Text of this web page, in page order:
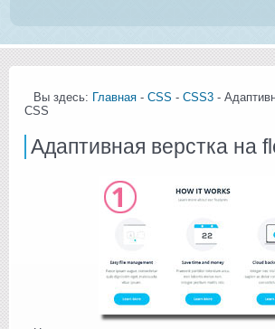
Вы здесь: Главная - CSS - CSS3 -
CSS
Адаптивная верстка на